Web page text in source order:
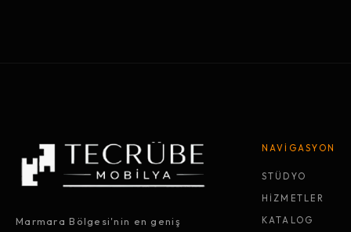
Marmara Bölgesi'nin en geniş
NAVİGASYON
STÜDYO
HİZMETLER
KATALOG